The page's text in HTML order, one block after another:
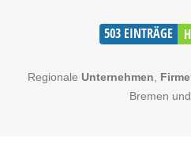
503 EINTRÄGE
Regionale Unternehmen
Bremen